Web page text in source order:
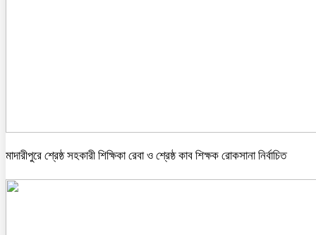
মাদারীপুরে শ্রেষ্ঠ সহকারী শিক্ষিকা রেবা ও শ্রেষ্ঠ কাব শিক্ষক রোকসানা নির্বাচিত